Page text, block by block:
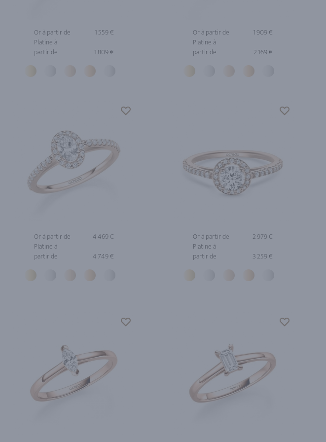
Or à partir de
1 559 €
Platine à
partir de
1 809 €
Or à partir de
1 909 €
Platine à
partir de
2 169 €
Or à partir de
4 469 €
Platine à
partir de
4 749 €
Or à partir de
2 979 €
Platine à
partir de
3 259 €